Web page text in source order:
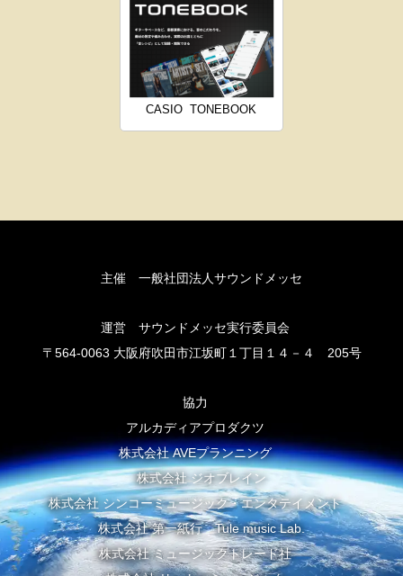
CASIO TONEBOOK
主催 一般社団法人サウンドメッセ
運営 サウンドメッセ実行委員会
〒564-0063 大阪府吹田市江坂町１丁目１４－４ 205号
協力
アルカディアプロダクツ
株式会社 AVEプランニング
株式会社 ジオブレイン
株式会社 シンコーミュージック・エンタテイメント
株式会社 第一紙行 Tule music Lab.
株式会社 ミュージックトレード社